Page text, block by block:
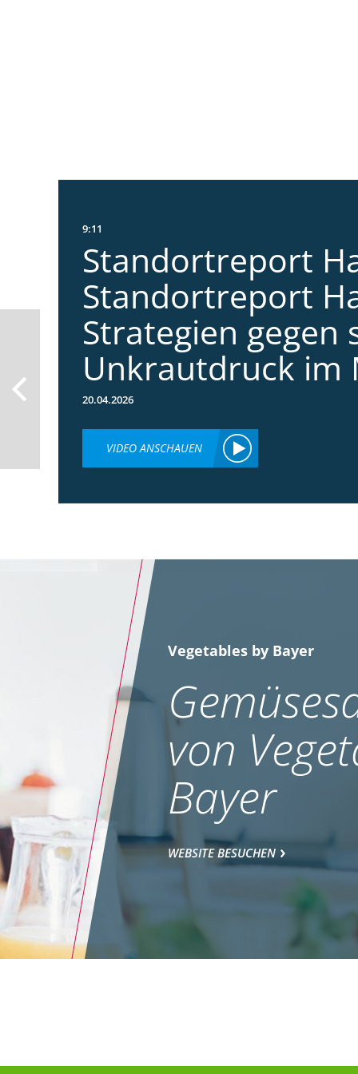
9:11
Standortreport
Standortreport
Strategien gegen
Unkrautdruck im
20.04.2026
VIDEO ANSCHAUEN
Vegetables by Bayer
von
Bayer
WEBSITE BESUCHEN